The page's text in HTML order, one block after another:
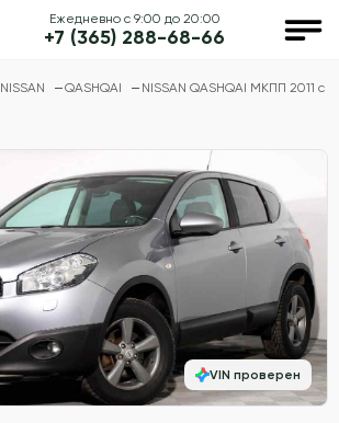
Ежедневно с 9:00 до 20:00
+7 (365) 288-68-66
NISSAN QASHQAI
NISSAN QASHQAI МКПП 2011 с
VIN проверен